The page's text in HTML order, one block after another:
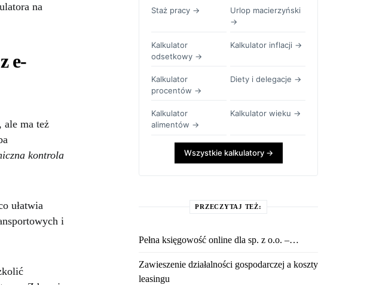
na
e-
ale ma też
kontrola
ułatwia
i
Staż pracy →
Urlop macierzyński
→
Kalkulator
odsetkowy →
Kalkulator inflacji →
Kalkulator
procentów →
Diety i delegacje →
Kalkulator
alimentów →
Kalkulator wieku →
Wszystkie kalkulatory →
PRZECZYTAJ TEŻ:
Pełna księgowość online dla sp. z o.o. –…
Zawieszenie działalności gospodarczej a koszty
leasingu